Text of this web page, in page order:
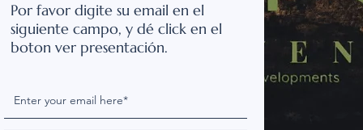
Por favor digite su email en el
siguiente campo, y dé click en el
boton ver presentación.